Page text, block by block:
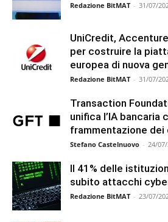
Redazione BitMAT - 31/07/
UniCredit,
per costruire la
europea di nuova
Redazione BitMAT - 31/07/
Transaction
unifica l’IA bancaria
frammentazione dei
Stefano Castelnuovo - 24/
Il 41% delle
subito attacchi
Redazione BitMAT - 23/07/